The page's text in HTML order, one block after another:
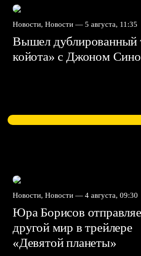
Новости, Новости — 5 августа, 11:35
Вышел дублированный
койота» с Джоном
Новости, Новости — 4 августа, 09:30
Юра Борисов
другой мир в трейлере
«Девятой планеты»